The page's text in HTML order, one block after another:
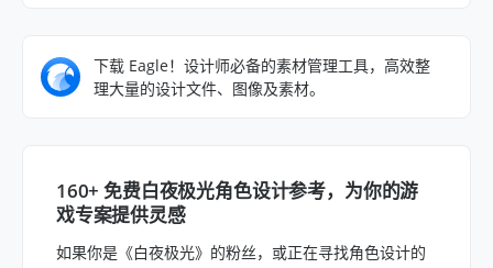
下载 Eagle！设计师必备的素材管理工具，高效整
理大量的设计文件、图像及素材。
160+ 免费白夜极光角色设计参考，为你的游
戏专案提供灵感
如果你是《白夜极光》的粉丝，或正在寻找角色设计的